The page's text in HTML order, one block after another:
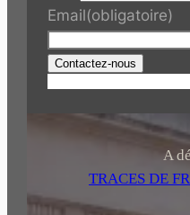
Email(obligatoire)
Contactez-nous
R
r
A
TRACES DE